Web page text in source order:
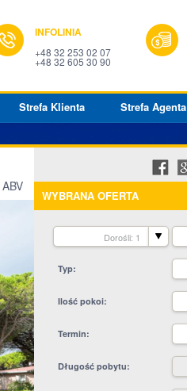
INFOLINIA
+48 32 253 02 07
+48 32 605 30 90
Strefa Klienta Strefa Agenta
WYBRANA OFERTA
Dorośli: 1
Typ
Ilość pokoi
Termin
Długość pobytu